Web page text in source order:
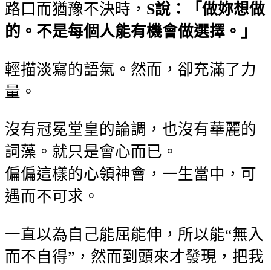
路口而猶豫不決時， S說：「做妳想做
的。不是每個人能有機會做選擇。」
輕描淡寫的語氣。然而，卻充滿了力
量。
沒有冠冕堂皇的論調，也沒有華麗的
詞藻。就只是會心而已。
偏偏這樣的心領神會，一生當中，可
遇而不可求。
一直以為自己能屈能伸，所以能“無入
而不自得”，然而到頭來才發現，把我